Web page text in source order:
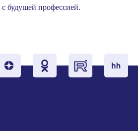
с будущей профессией.